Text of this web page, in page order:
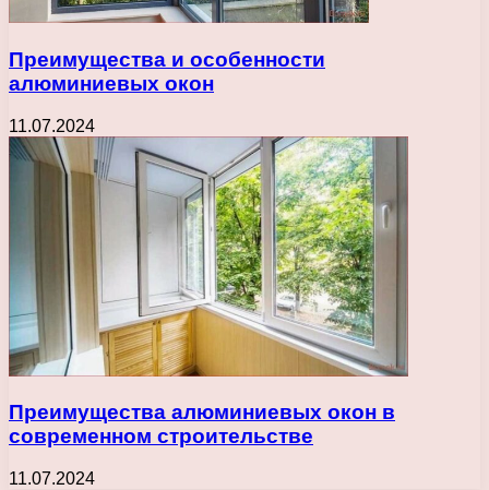
Преимущества и особенности
алюминиевых окон
11.07.2024
Преимущества алюминиевых окон в
современном строительстве
11.07.2024